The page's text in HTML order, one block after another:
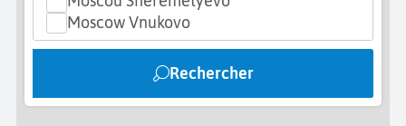
Moscow Vnukovo
Rechercher